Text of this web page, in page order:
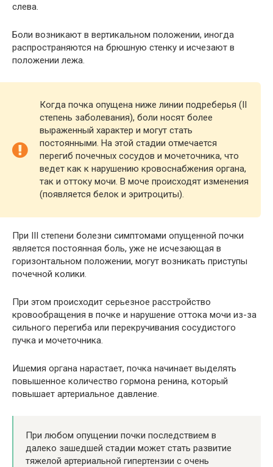
слева.
Боли возникают в вертикальном положении, иногда
распространяются на брюшную стенку и исчезают в
положении лежа.
Когда почка опущена ниже линии подреберья (II
степень заболевания), боли носят более
выраженный характер и могут стать
постоянными. На этой стадии отмечается
перегиб почечных сосудов и мочеточника, что
ведет как к нарушению кровоснабжения органа,
так и оттоку мочи. В моче происходят изменения
(появляется белок и эритроциты).
При III степени болезни симптомами опущенной почки
является постоянная боль, уже не исчезающая в
горизонтальном положении, могут возникать приступы
почечной колики.
При этом происходит серьезное расстройство
кровообращения в почке и нарушение оттока мочи из-за
сильного перегиба или перекручивания сосудистого
пучка и мочеточника.
Ишемия органа нарастает, почка начинает выделять
повышенное количество гормона ренина, который
повышает артериальное давление.
При любом опущении почки последствием в
далеко зашедшей стадии может стать развитие
тяжелой артериальной гипертензии с очень